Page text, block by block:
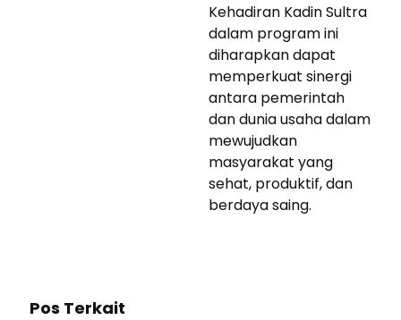
Kehadiran Kadin Sultra
dalam program ini
diharapkan dapat
memperkuat sinergi
antara pemerintah
dan dunia usaha dalam
mewujudkan
masyarakat yang
sehat, produktif, dan
berdaya saing.
Pos Terkait